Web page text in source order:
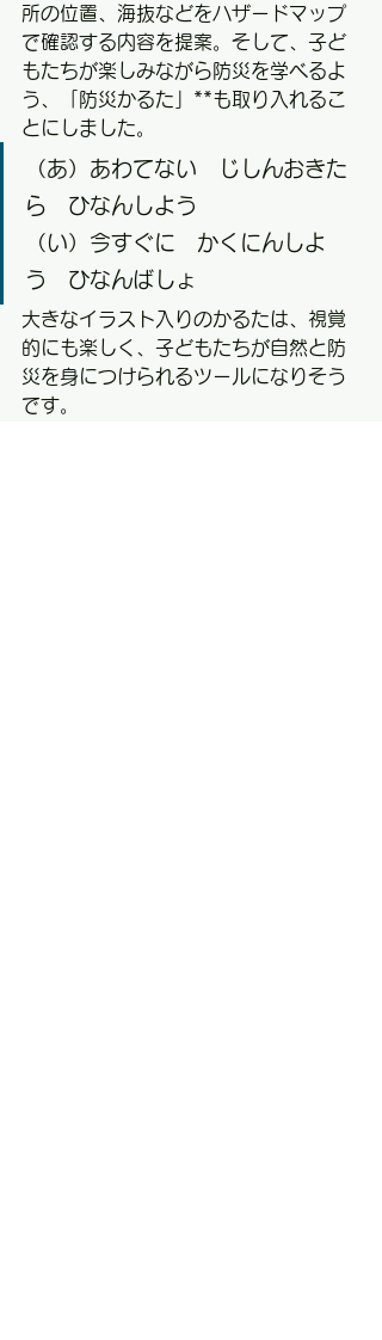
所の位置、海抜などをハザードマップ
で確認する内容を提案。そして、子ど
もたちが楽しみながら防災を学べるよ
う、「防災かるた」**も取り入れるこ
とにしました。
（あ）あわてない　じしんおきた
ら　ひなんしよう
（い）今すぐに　かくにんしよ
う　ひなんばしょ
大きなイラスト入りのかるたは、視覚
的にも楽しく、子どもたちが自然と防
災を身につけられるツールになりそう
です。